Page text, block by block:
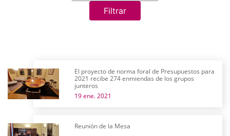
Filtrar
El proyecto de norma foral de Presupuestos para
2021 recibe 274 enmiendas de los grupos
junteros
19 ene. 2021
Reunión de la Mesa